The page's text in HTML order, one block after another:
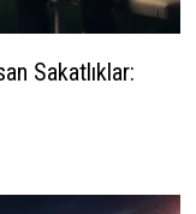
Sakatlıklar: